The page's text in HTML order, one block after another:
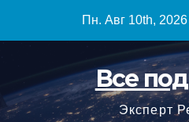
Пн. Авг 10th, 2026
Все
Эксперт